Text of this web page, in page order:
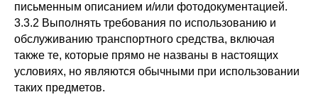
письменным описанием и/или фотодокументацией.
3.3.2 Выполнять требования по использованию и
обслуживанию транспортного средства, включая
также те, которые прямо не названы в настоящих
условиях, но являются обычными при использовании
таких предметов.